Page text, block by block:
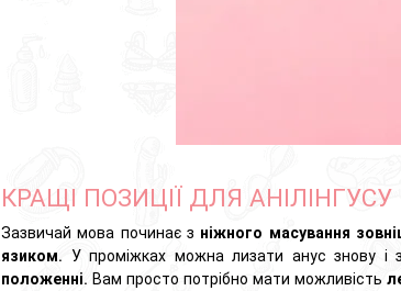
КРАЩІ ПОЗИЦІЇ ДЛЯ АНІЛІНГУСУ
Зазвичай мова починає з ніжного масування
язиком. У проміжках можна лизати анус знову і
положенні. Вам просто потрібно мати можливість